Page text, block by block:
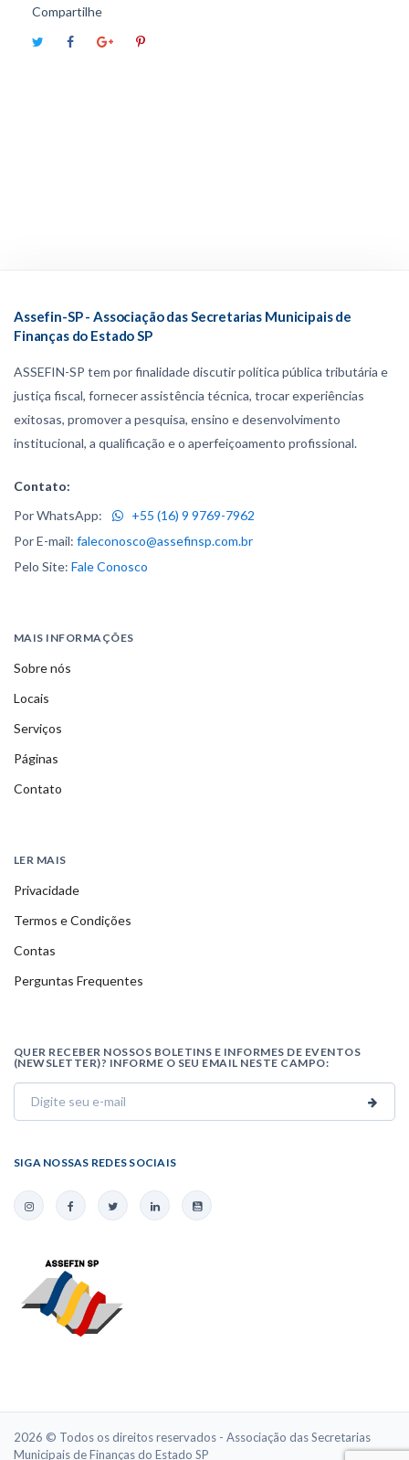
Compartilhe
Assefin-SP - Associação das Secretarias Municipais de
Finanças do Estado SP
ASSEFIN-SP tem por finalidade discutir política pública tributária e
justiça fiscal, fornecer assistência técnica, trocar experiências
exitosas, promover a pesquisa, ensino e desenvolvimento
institucional, a qualificação e o aperfeiçoamento profissional.
Contato:
Por WhatsApp:
+55 (16) 9 9769-7962
Por E-mail: faleconosco@assefinsp.com.br
Pelo Site: Fale Conosco
MAIS INFORMAÇÕES
Sobre nós
Locais
Serviços
Páginas
Contato
LER MAIS
Privacidade
Termos e Condições
Contas
Perguntas Frequentes
QUER RECEBER NOSSOS BOLETINS E INFORMES DE EVENTOS
(NEWSLETTER)? INFORME O SEU EMAIL NESTE CAMPO:
SIGA NOSSAS REDES SOCIAIS
2026 © Todos os direitos reservados - Associação das Secretarias
Municipais de Finanças do Estado SP